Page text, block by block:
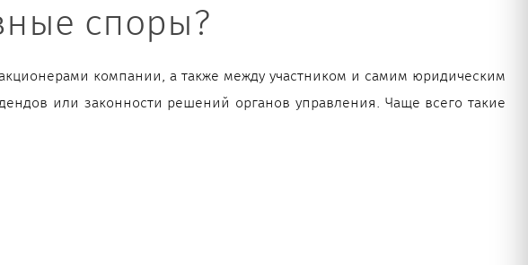
споры?
компании, а также между участником и самим юридическим
или законности решений органов управления. Чаще всего такие